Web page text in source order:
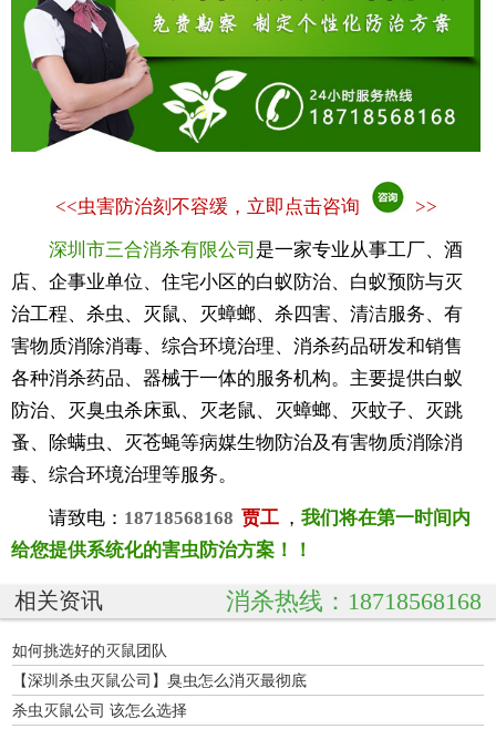
<<虫害防治刻不容缓，立即点击咨询 >>
深圳市三合消杀有限公司 是一家专业从事工厂、酒
店、企事业单位、住宅小区的白蚁防治、白蚁预防与灭
治工程、杀虫、灭鼠、灭蟑螂、杀四害、清洁服务、有
害物质消除消毒、综合环境治理、消杀药品研发和销售
各种消杀药品、器械于一体的服务机构。主要提供白蚁
防治、灭臭虫杀床虱、灭老鼠、灭蟑螂、灭蚊子、灭跳
蚤、除螨虫、灭苍蝇等病媒生物防治及有害物质消除消
毒、综合环境治理等服务。
请致电： 18718568168 贾工 ， 我们将在第一时间内
给您提供系统化的害虫防治方案！！
相关资讯 消杀热线：18718568168
如何挑选好的灭鼠团队
【深圳杀虫灭鼠公司】臭虫怎么消灭最彻底
杀虫灭鼠公司 该怎么选择